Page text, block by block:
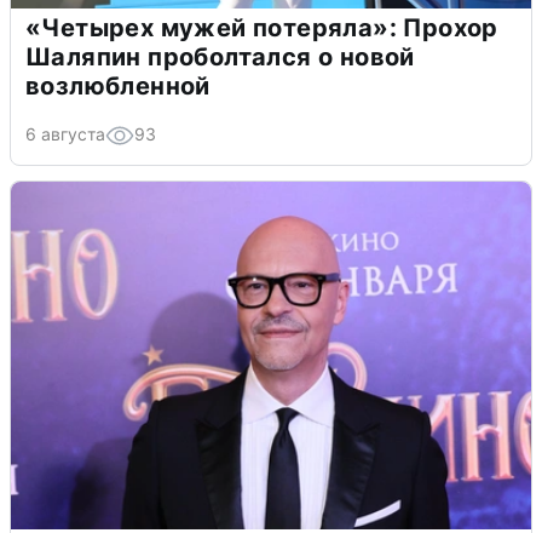
«Четырех мужей потеряла»: Прохор
Шаляпин проболтался о новой
возлюбленной
6 августа 93